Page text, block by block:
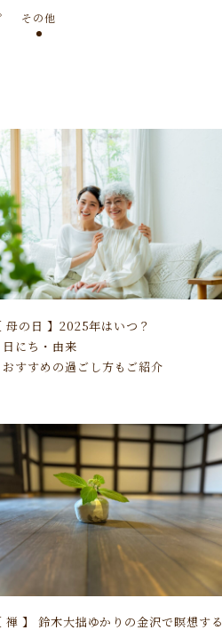
その他
母の日 】2025年はいつ？
にち・由来
すすめの過ごし方もご紹介
禅 】 鈴木大拙ゆかりの金沢で瞑想する